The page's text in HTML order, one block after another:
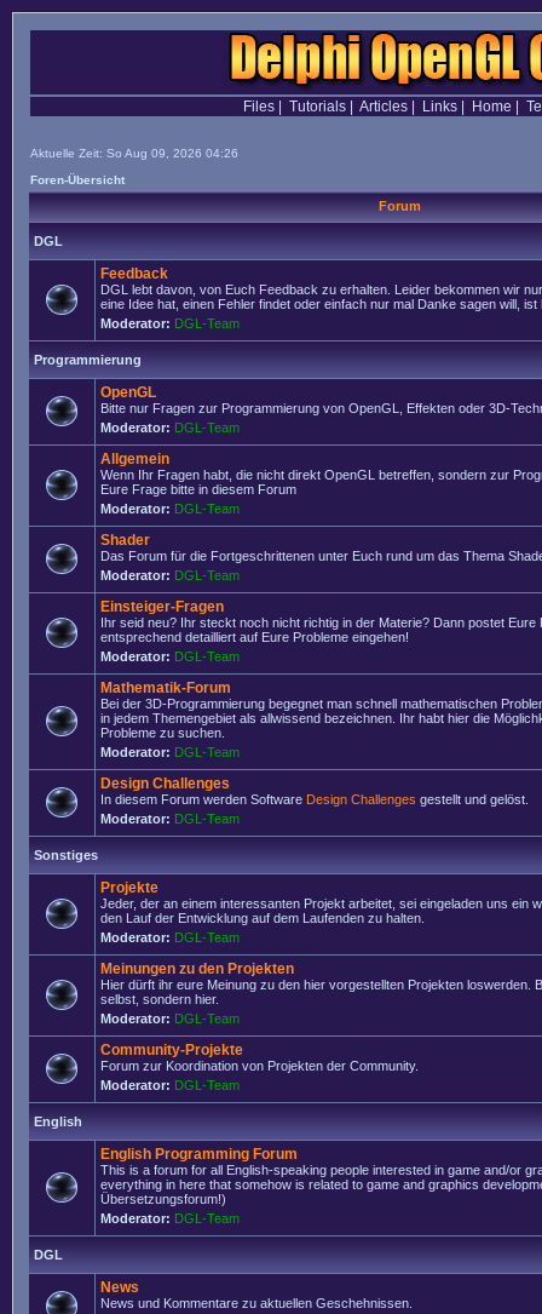
Files| Tutorials| Articles| Links| Home
Aktuelle Zeit: So Aug 09, 2026 04:26
Foren-Übersicht
Forum
DGL
Feedback
DGL lebt davon, von Euch Feedback zu erhalten. Leider bekommen wir
eine Idee hat, einen Fehler findet oder einfach nur mal Danke sagen will, ist
Moderator: DGL-Team
Programmierung
OpenGL
Bitte nur Fragen zur Programmierung von OpenGL, Effekten oder 3D-
Moderator: DGL-Team
Allgemein
Wenn Ihr Fragen habt, die nicht direkt OpenGL betreffen, sondern zur
Eure Frage bitte in diesem Forum
Moderator: DGL-Team
Shader
Das Forum für die Fortgeschrittenen unter Euch rund um das Thema
Moderator: DGL-Team
Einsteiger-Fragen
Ihr seid neu? Ihr steckt noch nicht richtig in der Materie? Dann postet Eure
entsprechend detailliert auf Eure Probleme eingehen!
Moderator: DGL-Team
Mathematik-Forum
Bei der 3D-Programmierung begegnet man schnell mathematischen
in jedem Themengebiet als allwissend bezeichnen. Ihr habt hier die
Probleme zu suchen.
Moderator: DGL-Team
Design Challenges
In diesem Forum werden Software Design Challenges gestellt und gelöst.
Moderator: DGL-Team
Sonstiges
Projekte
Jeder, der an einem interessanten Projekt arbeitet, sei eingeladen uns ein
den Lauf der Entwicklung auf dem Laufenden zu halten.
Moderator: DGL-Team
Meinungen zu den Projekten
Hier dürft ihr eure Meinung zu den hier vorgestellten Projekten loswerden.
selbst, sondern hier.
Moderator: DGL-Team
Community-Projekte
Forum zur Koordination von Projekten der Community.
Moderator: DGL-Team
English
English Programming Forum
This is a forum for all English-speaking people interested in game and/or
everything in here that somehow is related to game and graphics
Übersetzungsforum!)
Moderator: DGL-Team
DGL
News
News und Kommentare zu aktuellen Geschehnissen.